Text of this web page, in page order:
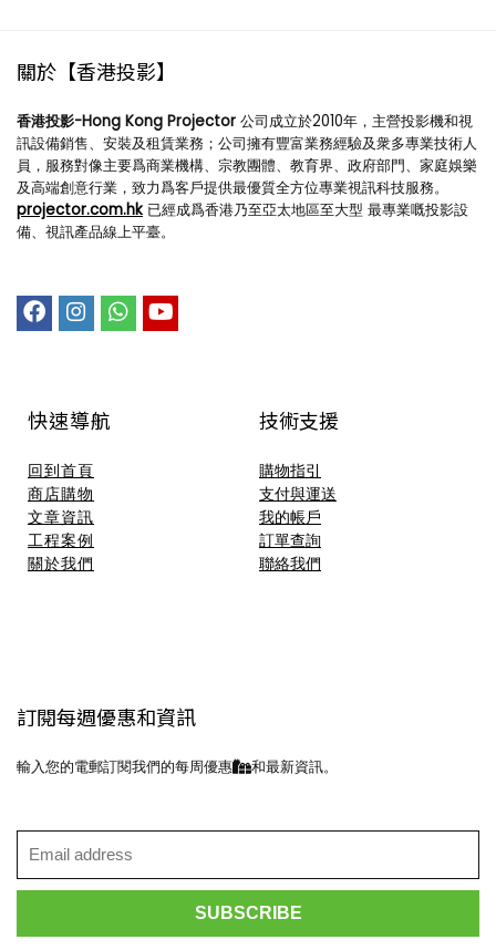
關於【香港投影】
香港投影-Hong Kong Projector 公司成立於2010年，主營投影機和視
訊設備銷售、安裝及租賃業務；公司擁有豐富業務經驗及衆多專業技術人
員，服務對像主要爲商業機構、宗教團體、教育界、政府部門、家庭娛樂
及高端創意行業，致力爲客戶提供最優質全方位專業視訊科技服務。
projector.com.hk 已經成爲香港乃至亞太地區至大型 最專業嘅投影設
備、視訊產品線上平臺。
快速導航
回到首頁
商店購物
文章資訊
工程案例
關於我們
技術支援​
購物指引
支付與運送
我的帳戶
訂單查詢
聯絡我們
訂閱每週優惠和資訊
輸入您的電郵訂閱我們的每周優惠 和最新資訊。